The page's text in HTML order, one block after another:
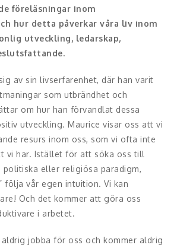
facilitator
föreläsningar inom
hur detta påverkar våra liv inom
utveckling, ledarskap,
av sin livserfarenhet, där han varit
som utbrändhet och
om hur han förvandlat dessa
utveckling. Maurice visar oss att vi
resurs inom oss, som vi ofta inte
vi har. Istället för att söka oss till
politiska eller religiösa paradigm,
följa vår egen intuition. Vi kan
Och det kommer att göra oss
i arbetet.
jobba för oss och kommer aldrig